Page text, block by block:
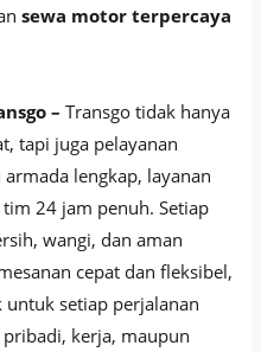
sewa motor terpercaya
– Transgo tidak hanya
tapi juga pelayanan
lengkap, layanan
24 jam penuh. Setiap
wangi, dan aman
cepat dan fleksibel,
setiap perjalanan
kerja, maupun